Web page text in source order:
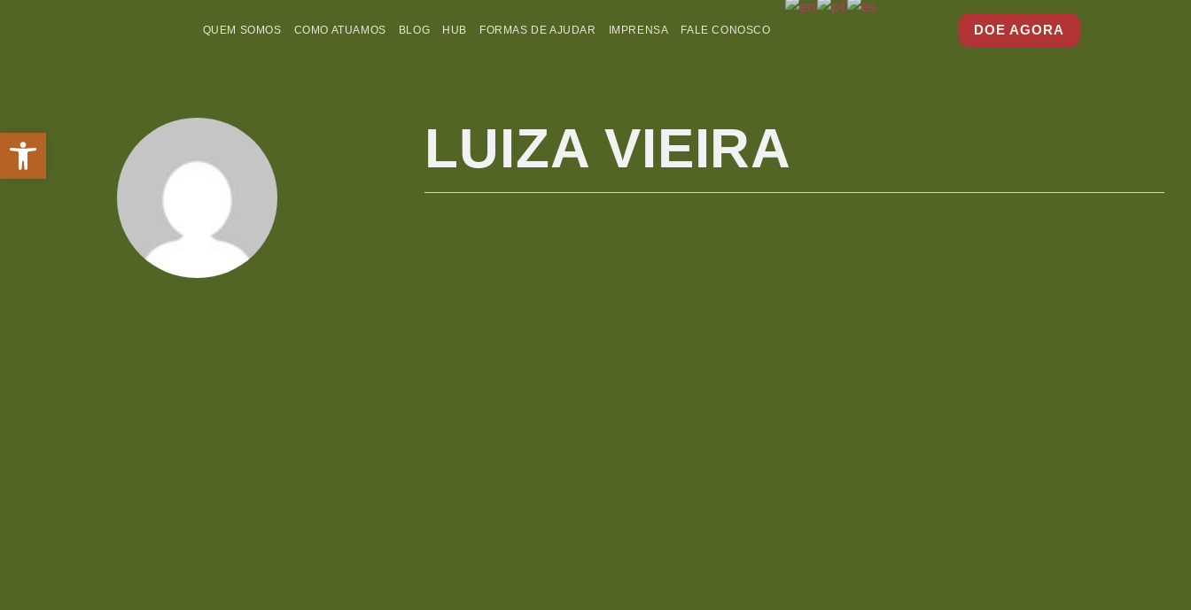
Abrir a barra de ferramentas
QUEM SOMOS COMO ATUAMOS BLOG HUB FORMAS DE AJUDAR IMPRENSA FALE CONOSCO DOE AGORA
LUIZA VIEIRA